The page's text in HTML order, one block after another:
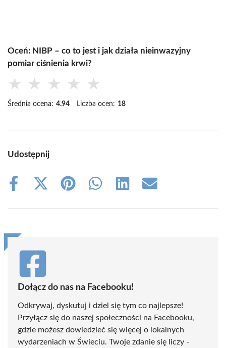
Oceń: NIBP – co to jest i jak działa nieinwazyjny
pomiar ciśnienia krwi?
★ ★ ★ ★ ★
Średnia ocena: 4.94 Liczba ocen: 18
Udostępnij
Share
Share
(Twitter)
Share
Share
Share
Share
Dołącz do nas na Facebooku!
Odkrywaj, dyskutuj i dziel się tym co najlepsze!
Przyłącz się do naszej społeczności na Facebooku,
gdzie możesz dowiedzieć się więcej o lokalnych
wydarzeniach w Świeciu. Twoje zdanie się liczy -